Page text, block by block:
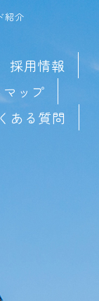
紹介
採用情報
ップ
ある質問